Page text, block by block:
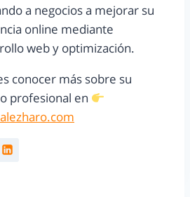
a negocios a mejorar su
online mediante
web y optimización.
conocer más sobre su
profesional en